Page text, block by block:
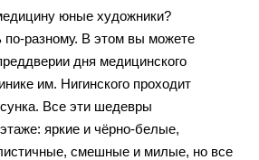
юные художники?
по-разному. В этом вы можете
дня медицинского
им. Нигинского проходит
Все эти шедевры
яркие и чёрно-белые,
смешные и милые, но все